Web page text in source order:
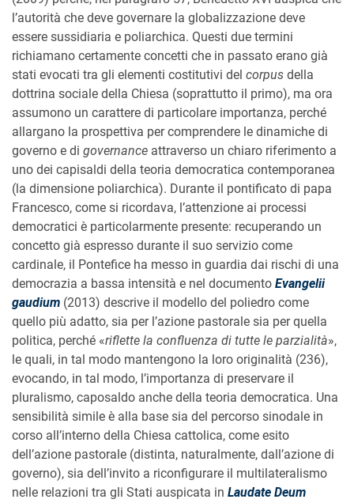
l’autorità che deve governare la globalizzazione deve
essere sussidiaria e poliarchica. Questi due termini
richiamano certamente concetti che in passato erano già
stati evocati tra gli elementi costitutivi del corpus della
dottrina sociale della Chiesa (soprattutto il primo), ma ora
assumono un carattere di particolare importanza, perché
allargano la prospettiva per comprendere le dinamiche di
governo e di governance attraverso un chiaro riferimento a
uno dei capisaldi della teoria democratica contemporanea
(la dimensione poliarchica). Durante il pontificato di papa
Francesco, come si ricordava, l’attenzione ai processi
democratici è particolarmente presente: recuperando un
concetto già espresso durante il suo servizio come
cardinale, il Pontefice ha messo in guardia dai rischi di una
democrazia a bassa intensità e nel documento Evangelii
gaudium (2013) descrive il modello del poliedro come
quello più adatto, sia per l’azione pastorale sia per quella
politica, perché «riflette la confluenza di tutte le parzialità»,
le quali, in tal modo mantengono la loro originalità (236),
evocando, in tal modo, l’importanza di preservare il
pluralismo, caposaldo anche della teoria democratica. Una
sensibilità simile è alla base sia del percorso sinodale in
corso all’interno della Chiesa cattolica, come esito
dell’azione pastorale (distinta, naturalmente, dall’azione di
governo), sia dell’invito a riconfigurare il multilateralismo
nelle relazioni tra gli Stati auspicata in Laudate Deum